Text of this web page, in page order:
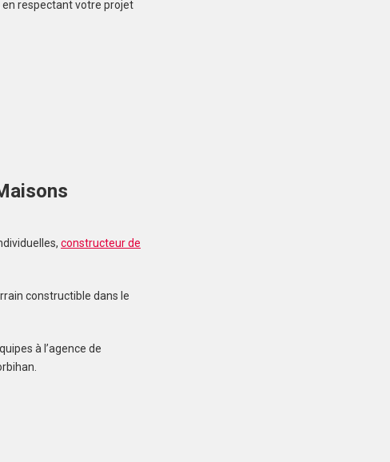
en respectant votre projet
constructeur de
constructible dans le
à l’agence de